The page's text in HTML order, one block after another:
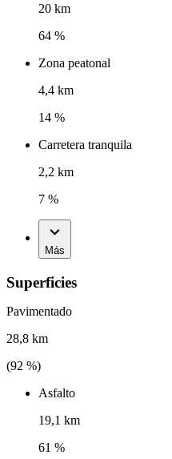
20 km
64 %
Zona peatonal
4,4 km
14 %
Carretera tranquila
2,2 km
7 %
Más
Superficies
Pavimentado
28,8 km
(92 %)
Asfalto
19,1 km
61 %